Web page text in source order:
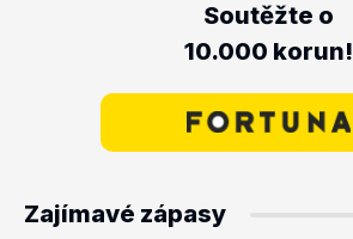
Soutěžte o
10.000 korun!
Zajímavé zápasy